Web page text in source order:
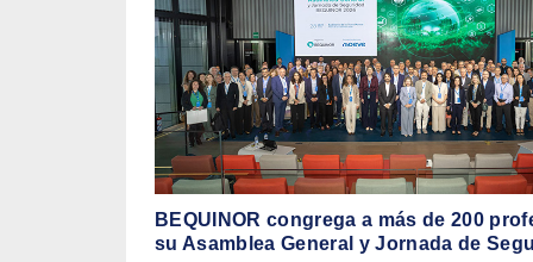
BEQUINOR congrega a más de 200
su Asamblea General y Jornada de